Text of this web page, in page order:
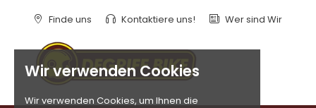
Wir verwenden Cookies
Wir verwenden Cookies, um Ihnen die
Finde uns Kontaktiere uns! Wer sind Wir